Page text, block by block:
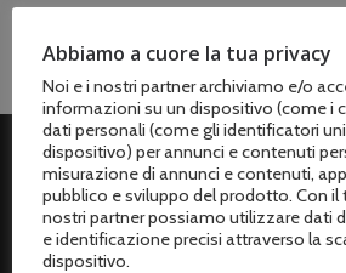
ASSISTENZA CLIENTI
Spedizioni
Abbiamo a cuore la tua privacy
Noi e i nostri partner archiviamo e/o
informazioni su un dispositivo (come i
dati personali (come gli identificatori
dispositivo) per annunci e contenuti
misurazione di annunci e contenuti,
pubblico e sviluppo del prodotto. Con il
nostri partner possiamo utilizzare dati
e identificazione precisi attraverso la
dispositivo.